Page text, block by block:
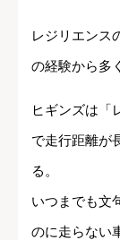
レジリエンス
の経験から多
ヒギンズは「
で走行距離が
る。
いつまでも文
のに走らない